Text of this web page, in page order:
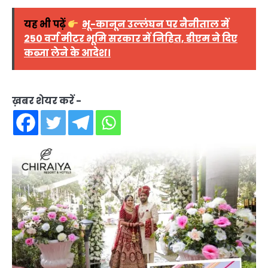
यह भी पढ़ें
भू-कानून उल्लंघन पर नैनीताल में
250 वर्ग मीटर भूमि सरकार में निहित, डीएम ने दिए
कब्जा लेने के आदेश।
ख़बर शेयर करें -